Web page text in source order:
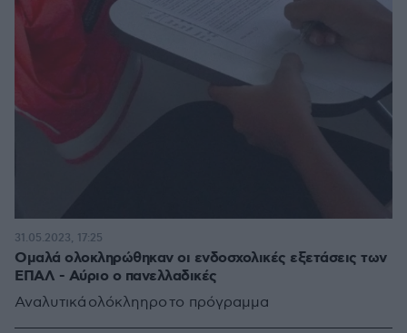
Ομαλά ολοκληρώθηκαν οι ενδοσχολικές εξετάσεις των
ΕΠΑΛ - Αύριο ο πανελλαδικές
Αναλυτικά ολόκληηρο το πρόγραμμα
31.05.2023, 17:25